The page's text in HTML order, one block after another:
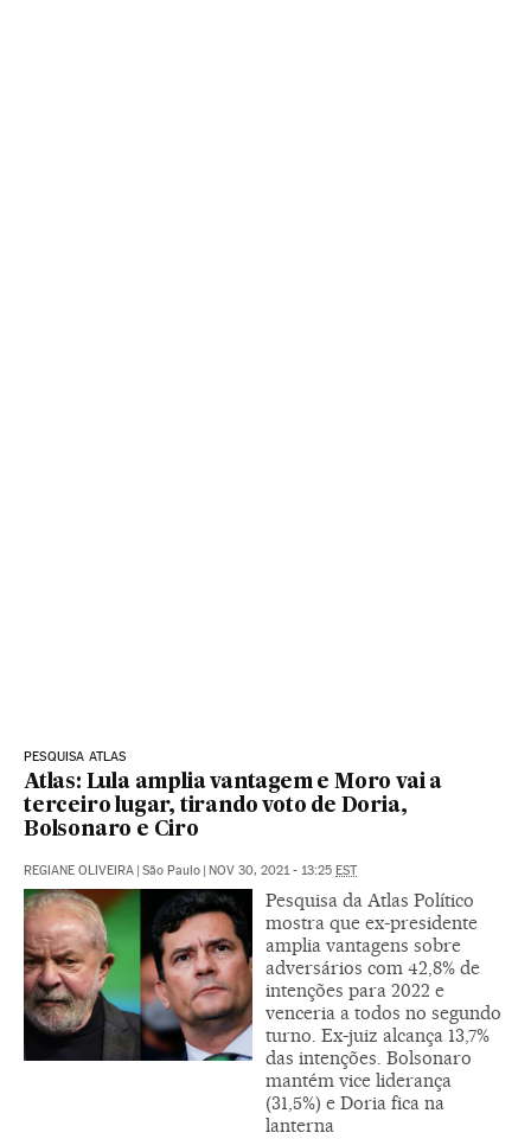
PESQUISA ATLAS
Atlas: Lula amplia vantagem e Moro vai a
terceiro lugar, tirando voto de Doria,
Bolsonaro e Ciro
REGIANE OLIVEIRA São Paulo NOV 30, 2021 - 13:25 EST
Pesquisa da Atlas Político
mostra que ex-presidente
amplia vantagens sobre
adversários com 42,8% de
intenções para 2022 e
venceria a todos no segundo
turno. Ex-juiz alcança 13,7%
das intenções. Bolsonaro
mantém vice liderança
(31,5%) e Doria fica na
lanterna